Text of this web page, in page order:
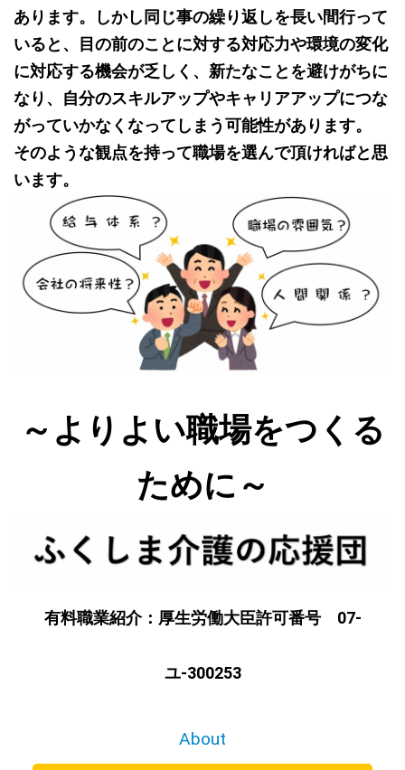
あります。しかし同じ事の繰り返しを長い間行って
いると、目の前のことに対する対応力や環境の変化
に対応する機会が乏しく、新たなことを避けがちに
なり、自分のスキルアップやキャリアアップにつな
がっていかなくなってしまう可能性があります。
そのような観点を持って職場を選んで頂ければと思
います。
～よりよい職場をつくる
ために～
有料職業紹介：厚生労働大臣許可番号 07-
ユ-300253
About